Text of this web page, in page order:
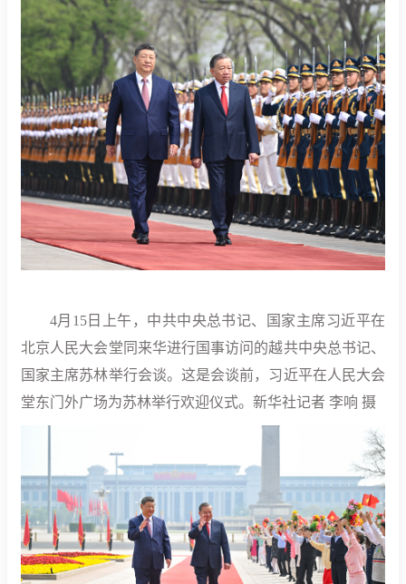
4月15日上午，中共中央总书记、国家主席习近平在
北京人民大会堂同来华进行国事访问的越共中央总书记、
国家主席苏林举行会谈。这是会谈前，习近平在人民大会
堂东门外广场为苏林举行欢迎仪式。新华社记者 李响 摄